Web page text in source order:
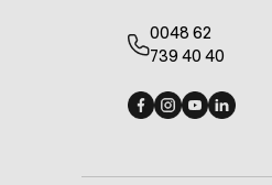
0048 62
739 40 40